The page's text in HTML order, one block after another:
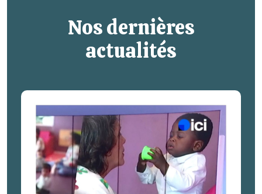
Nos dernières
actualités